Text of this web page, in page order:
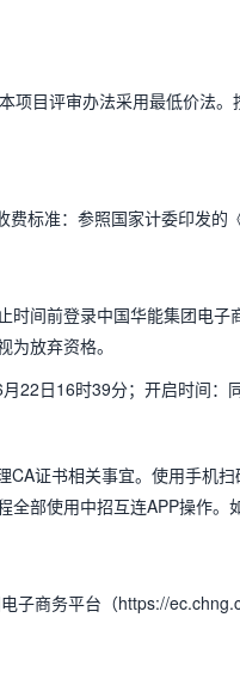
项目评审办法采用最低价法
费标准：参照国家计委印发
时间前登录中国华能集团电
放弃资格。
22日16时39分；开启时间：
CA证书相关事宜。使用手机
全部使用中招互连APP操作
子商务平台（https://